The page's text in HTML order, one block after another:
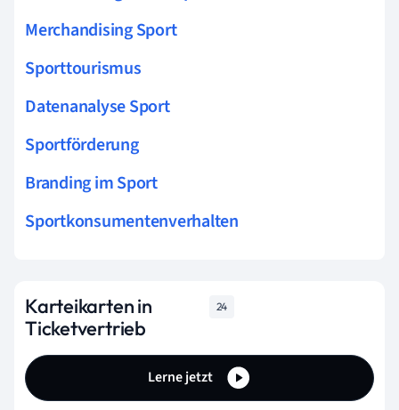
Merchandising Sport
Sporttourismus
Datenanalyse Sport
Sportförderung
Branding im Sport
Sportkonsumentenverhalten
Karteikarten in
Ticketvertrieb
24
Lerne jetzt